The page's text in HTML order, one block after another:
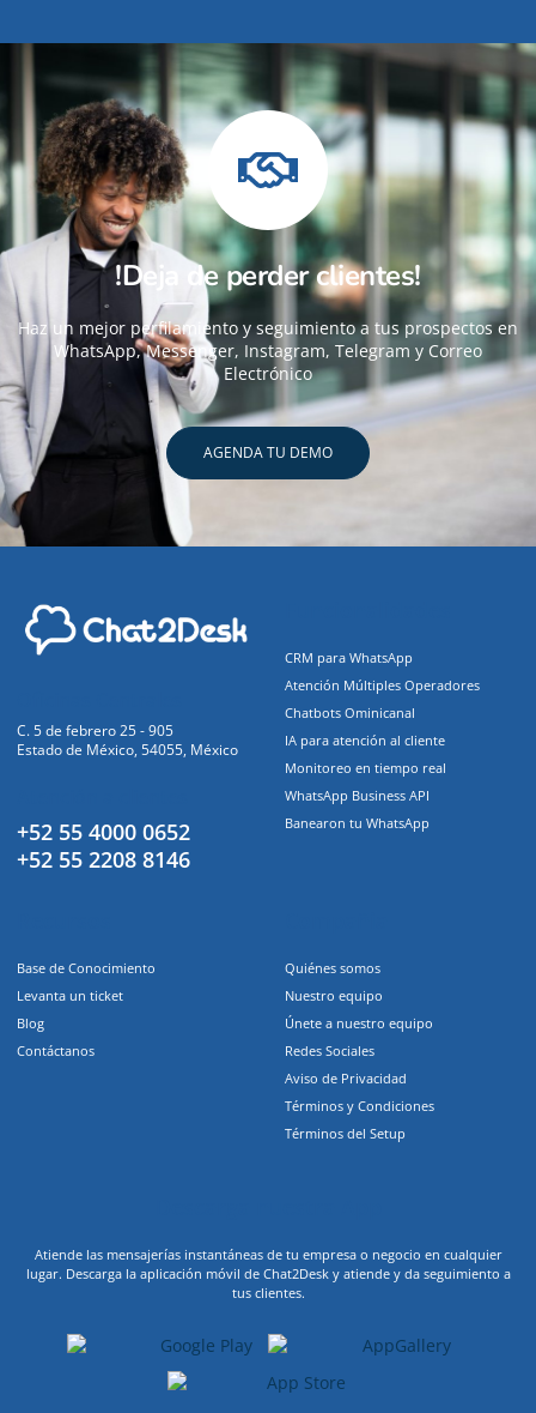
!Deja de perder clientes!
Haz un mejor perfilamiento y seguimiento a tus prospectos en
WhatsApp, Messenger, Instagram, Telegram y Correo
Electrónico
AGENDA TU DEMO
C. 5 de febrero 25 - 905
Estado de México, 54055, México
+52 55 4000 0652
+52 55 2208 8146
CRM para WhatsApp
Atención Múltiples Operadores
Chatbots Ominicanal
IA para atención al cliente
Monitoreo en tiempo real
WhatsApp Business API
Banearon tu WhatsApp
Base de Conocimiento
Levanta un ticket
Blog
Contáctanos
Quiénes somos
Nuestro equipo
Únete a nuestro equipo
Redes Sociales
Aviso de Privacidad
Términos y Condiciones
Términos del Setup
Atiende las mensajerías instantáneas de tu empresa o negocio en cualquier
lugar. Descarga la aplicación móvil de Chat2Desk y atiende y da seguimiento a
tus clientes.